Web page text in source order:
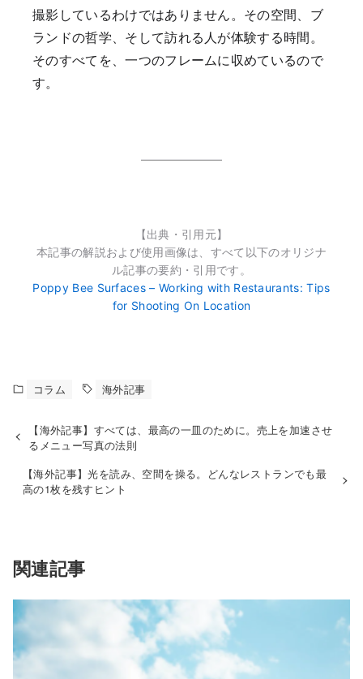
撮影しているわけではありません。その空間、ブ
ランドの哲学、そして訪れる人が体験する時間。
そのすべてを、一つのフレームに収めているので
す。
【出典・引用元】
本記事の解説および使用画像は、すべて以下のオリジナ
ル記事の要約・引用です。
Poppy Bee Surfaces – Working with Restaurants: Tips
for Shooting On Location
コラム 海外記事
【海外記事】すべては、最高の一皿のために。売上を加速させ
るメニュー写真の法則
【海外記事】光を読み、空間を操る。どんなレストランでも最
高の1枚を残すヒント
関連記事